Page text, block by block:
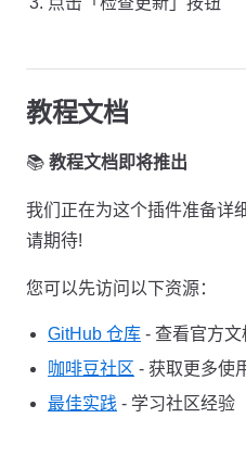
教程文档
📚 教程文档即将推出
我们正在为这个插件准备详
请期待!
您可以先访问以下资源：
GitHub 仓库 - 查看官方文
咖啡豆社区 - 获取更多使
最佳实践 - 学习社区经验